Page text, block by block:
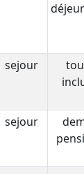
sejour
sejour